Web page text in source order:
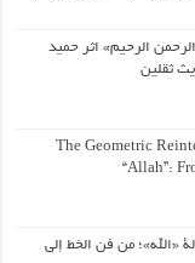
الرحیم» اثر حمید
ثقلین
The Geometric
“Allah”:
«الله»؛ من فن الخط إلى